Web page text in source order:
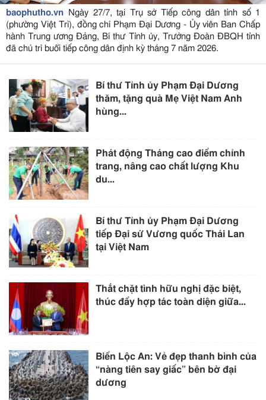
baophutho.vn Ngày 27/7, tại Trụ sở Tiếp công dân tỉnh số 1
(phường Việt Trì), đồng chí Phạm Đại Dương - Ủy viên Ban Chấp
hành Trung ương Đảng, Bí thư Tỉnh ủy, Trưởng Đoàn ĐBQH tỉnh
đã chủ trì buổi tiếp công dân định kỳ tháng 7 năm 2026.
Bí thư Tỉnh ủy Phạm Đại Dương
thăm, tặng quà Mẹ Việt Nam Anh
hùng...
Phát động Tháng cao điểm chỉnh
trang, nâng cao chất lượng Khu
du...
Bí thư Tỉnh ủy Phạm Đại Dương
tiếp Đại sứ Vương quốc Thái Lan
tại Việt Nam
Thắt chặt tình hữu nghị đặc biệt,
thúc đẩy hợp tác toàn diện giữa...
Biển Lộc An: Vẻ đẹp thanh bình của
“nàng tiên say giấc” bên bờ đại
dương